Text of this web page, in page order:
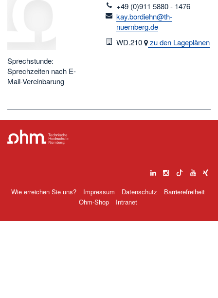
Sprechstunde:
Sprechzeiten nach E-
Mail-Vereinbarung
telefon
+49 (0)911 5880 - 1476
email
kay.bordiehn@th-
nuernberg.de
Raum
WD.210 zu den Lageplänen
Wie erreichen Sie uns? Impressum Datenschutz
Barrierefreiheit
Ohm-Shop
Intranet